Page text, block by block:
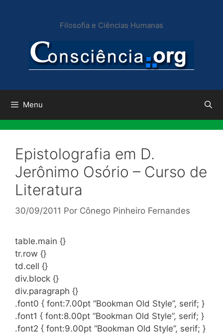
conteúdo
Filosofia e Ciências Humanas
Menu
Epistolografia em D.
Jerônimo Osório – Curso de
Literatura
30/09/2011 Por Cônego Pinheiro Fernandes
table.main {}
tr.row {}
td.cell {}
div.block {}
div.paragraph {}
.font0 { font:7.00pt “Bookman Old Style”, serif; }
.font1 { font:8.00pt “Bookman Old Style”, serif; }
.font2 { font:9.00pt “Bookman Old Style”, serif; }